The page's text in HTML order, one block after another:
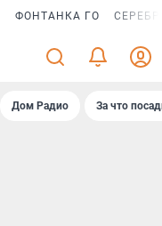
ФОНТАНКА ГО
Дом Радио За что